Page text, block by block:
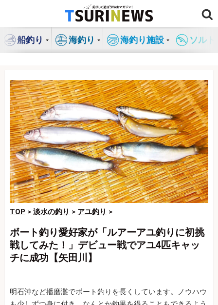
ン
船釣り 海釣り 海釣り施設 ソル
TOP > 淡水の釣り > アユ釣り >
ボート釣り愛好家が「ルアーアユ釣りに初挑
戦してみた！」デビュー戦でアユ4匹キャッ
チに成功【矢田川】
明石沖など播磨灘でボート釣りを長くしています。ノウハウ